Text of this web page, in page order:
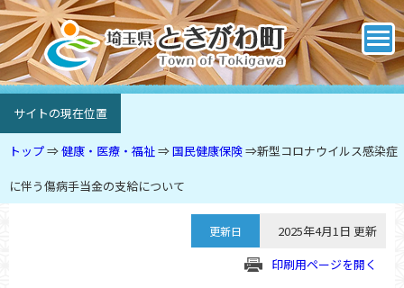
サイトの現在位置
トップ⇒健康・医療・福祉⇒国民健康保険⇒新型コロナウイルス感染症
に伴う傷病手当金の支給について
更新日
2025年4月1日 更新
印刷用ページを開く